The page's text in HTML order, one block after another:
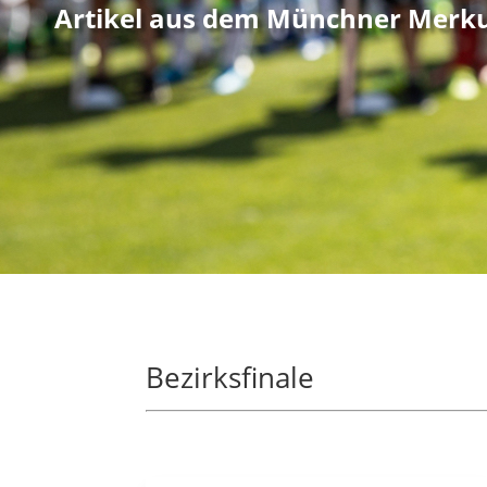
Artikel aus dem Münchner
Bezirksfinale